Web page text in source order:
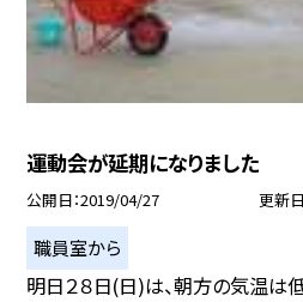
運動会が延期になりました
公開日 2019/04/27 更新日
職員室から
明日２８日(日)は、朝方の気温は